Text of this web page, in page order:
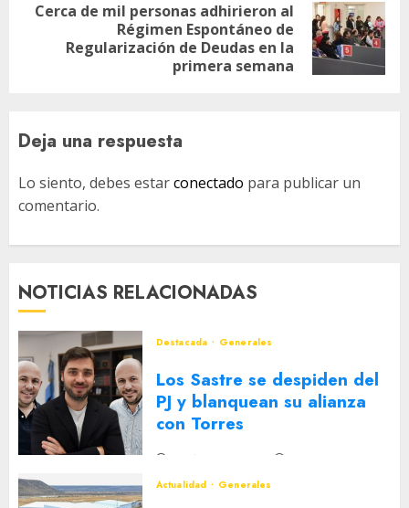
entrada:
Cerca de mil personas adhirieron al
Régimen Espontáneo de
Regularización de Deudas en la
primera semana
Deja una respuesta
Lo siento, debes estarconectado para publicar un
comentario.
NOTICIAS RELACIONADAS
Destacada Generales
Los Sastre se despiden del
PJ y blanquean su alianza
con Torres
2 DE AGOSTO DE 2026
Actualidad
Generales